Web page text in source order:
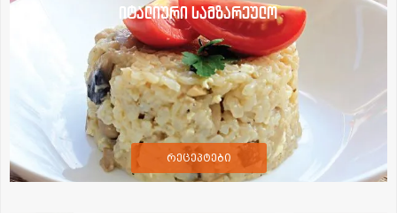
იტალიური სამზარეულო
რეცეპტები